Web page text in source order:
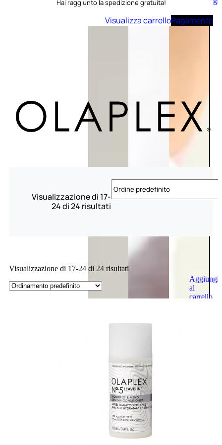
carrello
Aggiungi
al
carrello
Hai raggiunto la spedizione gratuita!
Visualizza carrelloPagamento
Visualizzazione di 17-
24 di 24 risultati
Visualizzazione di 17-24 di 24 risultati